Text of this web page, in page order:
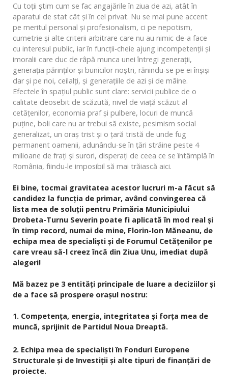
Cu toții știm cum se fac angajările în ziua de azi, atât în
aparatul de stat cât și în cel privat. Nu se mai pune accent
pe meritul personal şi profesionalism, ci pe nepotism,
cumetrie şi alte criterii arbitrare care nu au nimic de-a face
cu interesul public, iar în funcții-cheie ajung incompetenții şi
imoralii care duc de râpă munca unei întregi generații,
generaţia părinţilor şi bunicilor noştri, rănindu-se pe ei înşişi
dar şi pe noi, ceilalţi, şi generaţiile de azi și de mâine.
Efectele în spaţiul public sunt clare: servicii publice de o
calitate deosebit de scăzută, nivel de viaţă scăzut al
cetăţenilor, economia praf și pulbere, locuri de muncă
puţine, boli care nu ar trebui să existe, pesimism social
generalizat, un oraş trist şi o ţară tristă de unde fug
permanent oamenii, adunându-se în ţări străine peste 4
milioane de fraţi şi surori, disperaţi de ceea ce se întâmplă în
România, fiindu-le imposibil să mai trăiască aici.
Ei bine, tocmai gravitatea acestor lucruri m-a făcut să
candidez la funcția de primar, având convingerea că
lista mea de soluţii pentru Primăria Municipiului
Drobeta-Turnu Severin poate fi aplicată în mod real şi
în timp record, numai de mine, Florin-Ion Măneanu, de
echipa mea de specialişti şi de Forumul Cetăţenilor pe
care vreau să-l creez încă din Ziua Unu, imediat după
alegeri!
Mă bazez pe 3 entităţi principale de luare a deciziilor şi
de a face să prospere oraşul nostru:
1. Competenţa, energia, integritatea şi forţa mea de
muncă, sprijinit de Partidul Noua Dreaptă.
2. Echipa mea de specialişti în Fonduri Europene
Structurale și de Investiții şi alte tipuri de finanţări de
proiecte.